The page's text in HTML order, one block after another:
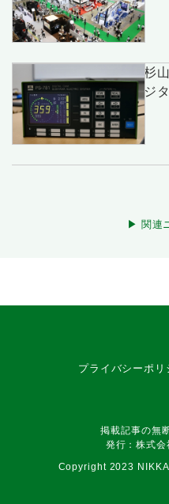
杉
ジ
▶︎ 関連
プライバシーポリ
掲載記事の無
発行：株式会
Copyright 2023